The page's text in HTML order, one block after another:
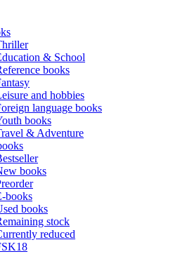
& School
books
and hobbies
language books
books
& Adventure
books
books
books
stock
reduced